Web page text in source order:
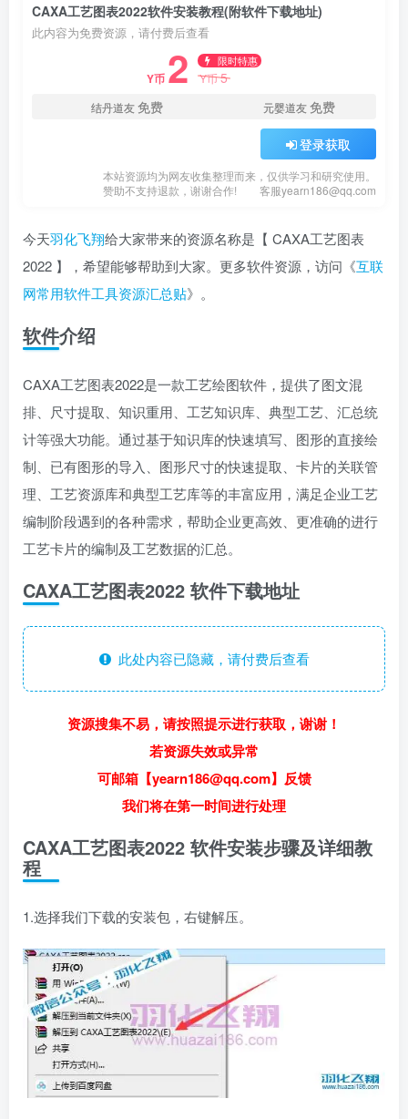
CAXA工艺图表2022软件安装教程(附软件下载地址)
此内容为免费资源，请付费后查看
Y币 2 限时特惠
Y币5
结丹道友免费 元婴道友免费
登录获取
本站资源均为网友收集整理而来，仅供学习和研究使用。
赞助不支持退款，谢谢合作!
客服yearn186@qq.com
今天羽化飞翔给大家带来的资源名称是【 CAXA工艺图表
2022 】，希望能够帮助到大家。更多软件资源，访问《互联
网常用软件工具资源汇总贴》。
软件介绍
CAXA工艺图表2022是一款工艺绘图软件，提供了图文混
排、尺寸提取、知识重用、工艺知识库、典型工艺、汇总统
计等强大功能。通过基于知识库的快速填写、图形的直接绘
制、已有图形的导入、图形尺寸的快速提取、卡片的关联管
理、工艺资源库和典型工艺库等的丰富应用，满足企业工艺
编制阶段遇到的各种需求，帮助企业更高效、更准确的进行
工艺卡片的编制及工艺数据的汇总。
CAXA工艺图表2022 软件下载地址
此处内容已隐藏，请付费后查看
资源搜集不易，请按照提示进行获取，谢谢！
若资源失效或异常
可邮箱【yearn186@qq.com】反馈
我们将在第一时间进行处理
CAXA工艺图表2022 软件安装步骤及详细教
程
1.选择我们下载的安装包，右键解压。